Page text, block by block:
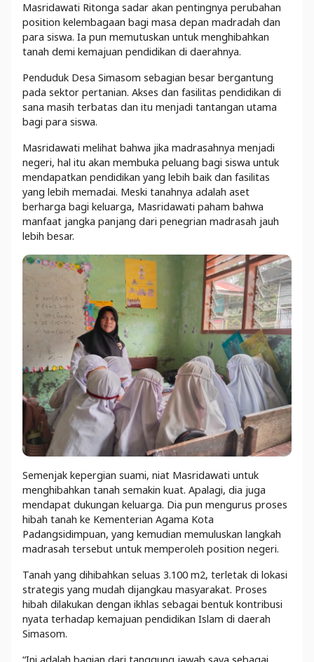
Masridawati Ritonga sadar akan pentingnya perubahan
position kelembagaan bagi masa depan madradah dan
para siswa. Ia pun memutuskan untuk menghibahkan
tanah demi kemajuan pendidikan di daerahnya.
Penduduk Desa Simasom sebagian besar bergantung
pada sektor pertanian. Akses dan fasilitas pendidikan di
sana masih terbatas dan itu menjadi tantangan utama
bagi para siswa.
Masridawati melihat bahwa jika madrasahnya menjadi
negeri, hal itu akan membuka peluang bagi siswa untuk
mendapatkan pendidikan yang lebih baik dan fasilitas
yang lebih memadai. Meski tanahnya adalah aset
berharga bagi keluarga, Masridawati paham bahwa
manfaat jangka panjang dari penegrian madrasah jauh
lebih besar.
Semenjak kepergian suami, niat Masridawati untuk
menghibahkan tanah semakin kuat. Apalagi, dia juga
mendapat dukungan keluarga. Dia pun mengurus proses
hibah tanah ke Kementerian Agama Kota
Padangsidimpuan, yang kemudian memuluskan langkah
madrasah tersebut untuk memperoleh position negeri.
Tanah yang dihibahkan seluas 3.100 m2, terletak di lokasi
strategis yang mudah dijangkau masyarakat. Proses
hibah dilakukan dengan ikhlas sebagai bentuk kontribusi
nyata terhadap kemajuan pendidikan Islam di daerah
Simasom.